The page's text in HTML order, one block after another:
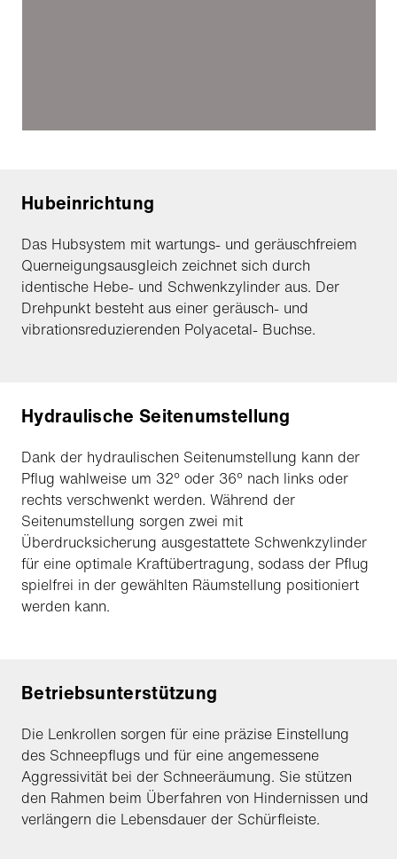
Hubeinrichtung
Das Hubsystem mit wartungs- und geräuschfreiem
Querneigungsausgleich zeichnet sich durch
identische Hebe- und Schwenkzylinder aus. Der
Drehpunkt besteht aus einer geräusch- und
vibrationsreduzierenden Polyacetal- Buchse.
Hydraulische Seitenumstellung
Dank der hydraulischen Seitenumstellung kann der
Pflug wahlweise um 32° oder 36° nach links oder
rechts verschwenkt werden. Während der
Seitenumstellung sorgen zwei mit
Überdrucksicherung ausgestattete Schwenkzylinder
für eine optimale Kraftübertragung, sodass der Pflug
spielfrei in der gewählten Räumstellung positioniert
werden kann.
Betriebsunterstützung
Die Lenkrollen sorgen für eine präzise Einstellung
des Schneepflugs und für eine angemessene
Aggressivität bei der Schneeräumung. Sie stützen
den Rahmen beim Überfahren von Hindernissen und
verlängern die Lebensdauer der Schürfleiste.